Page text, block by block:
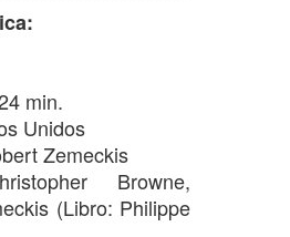
min.
Unidos
Zemeckis
Browne,
(Libro: Philippe